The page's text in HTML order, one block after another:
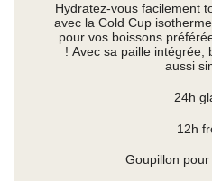
Hydratez-vous facilement
avec la Cold Cup
pour vos boissons
! Avec sa paille intégrée,
aussi
24h
12h
Goupillon